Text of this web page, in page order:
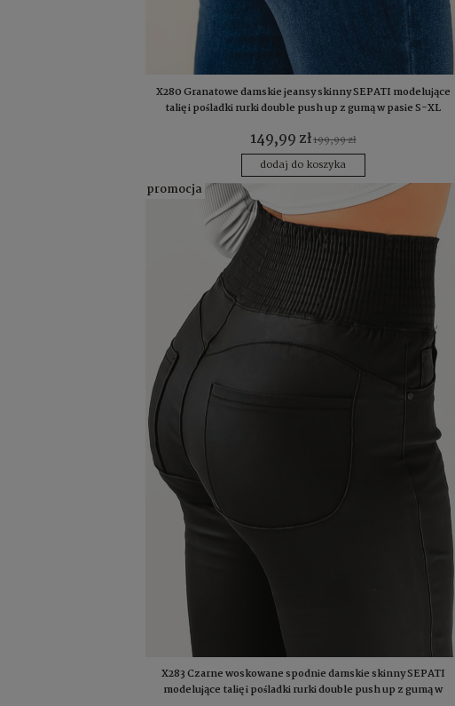
X280 Granatowe damskie jeansy skinny SEPATI modelujące
talię i pośladki rurki double push up z gumą w pasie S-XL
149,99 zł199,99 zł
dodaj do koszyka
X283 Czarne woskowane spodnie damskie skinny SEPATI
modelujące talię i pośladki rurki double push up z gumą w
promocja